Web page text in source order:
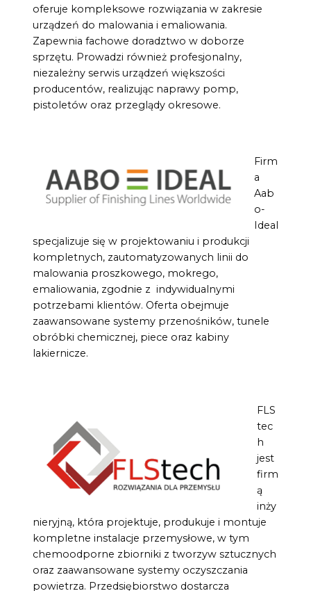
oferuje kompleksowe rozwiązania w zakresie
urządzeń do malowania i emaliowania.
Zapewnia fachowe doradztwo w doborze
sprzętu. Prowadzi również profesjonalny,
niezależny serwis urządzeń większości
producentów, realizując naprawy pomp,
pistoletów oraz przeglądy okresowe.
Firm
a
Aab
o-
Ideal
specjalizuje się w projektowaniu i produkcji
kompletnych, zautomatyzowanych linii do
malowania proszkowego, mokrego,
emaliowania, zgodnie z indywidualnymi
potrzebami klientów. Oferta obejmuje
zaawansowane systemy przenośników, tunele
obróbki chemicznej, piece oraz kabiny
lakiernicze.
FLS
tec
h
jest
firm
ą
inży
nieryjną, która projektuje, produkuje i montuje
kompletne instalacje przemysłowe, w tym
chemoodporne zbiorniki z tworzyw sztucznych
oraz zaawansowane systemy oczyszczania
powietrza. Przedsiębiorstwo dostarcza